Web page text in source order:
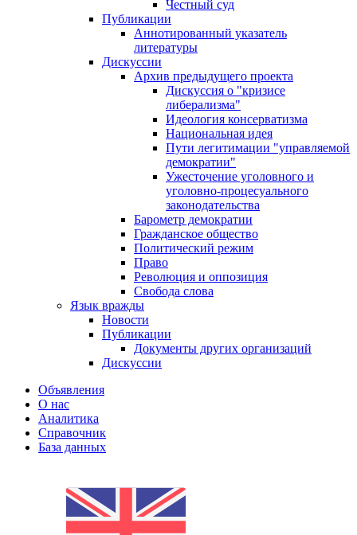
Честный суд
Публикации
Аннотированный указатель
литературы
Дискуссии
Архив предыдущего проекта
Дискуссия о "кризисе
либерализма"
Идеология консерватизма
Национальная идея
Пути легитимации "управляемой
демократии"
Ужесточение уголовного и
уголовно-процесуального
законодательства
Барометр демократии
Гражданское общество
Политический режим
Право
Революция и оппозиция
Свобода слова
Язык вражды
Новости
Публикации
Документы других организаций
Дискуссии
Объявления
О нас
Аналитика
Справочник
База данных